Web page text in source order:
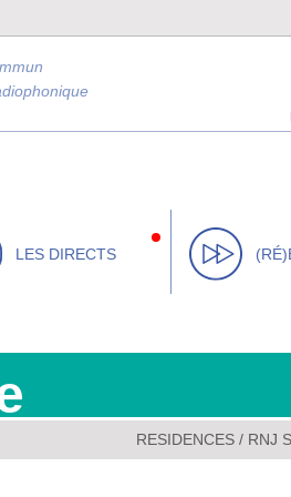
LES DIRECTS
RESIDENCES / RNJ